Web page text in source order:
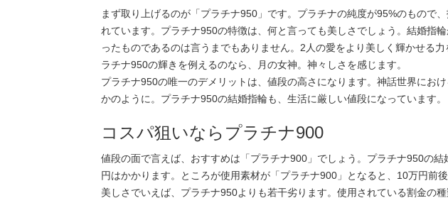
まず取り上げるのが「プラチナ950」です。プラチナの純度が95%のもので
れています。プラチナ950の特徴は、何と言っても美しさでしょう。結婚指
ったものであるのは言うまでもありません。2人の愛をより美しく輝かせる
ラチナ950の輝きを例えるのなら、月の女神。神々しさを感じます。
プラチナ950の唯一のデメリットは、値段の高さになります。神話世界にお
かのように。プラチナ950の結婚指輪も、生活に厳しい値段になっています。
コスパ狙いならプラチナ900
値段の面で言えば、おすすめは「プラチナ900」でしょう。プラチナ950の
円はかかります。ところが使用素材が「プラチナ900」となると、10万円前後
美しさでいえば、プラチナ950よりも若干劣ります。使用されている割金の